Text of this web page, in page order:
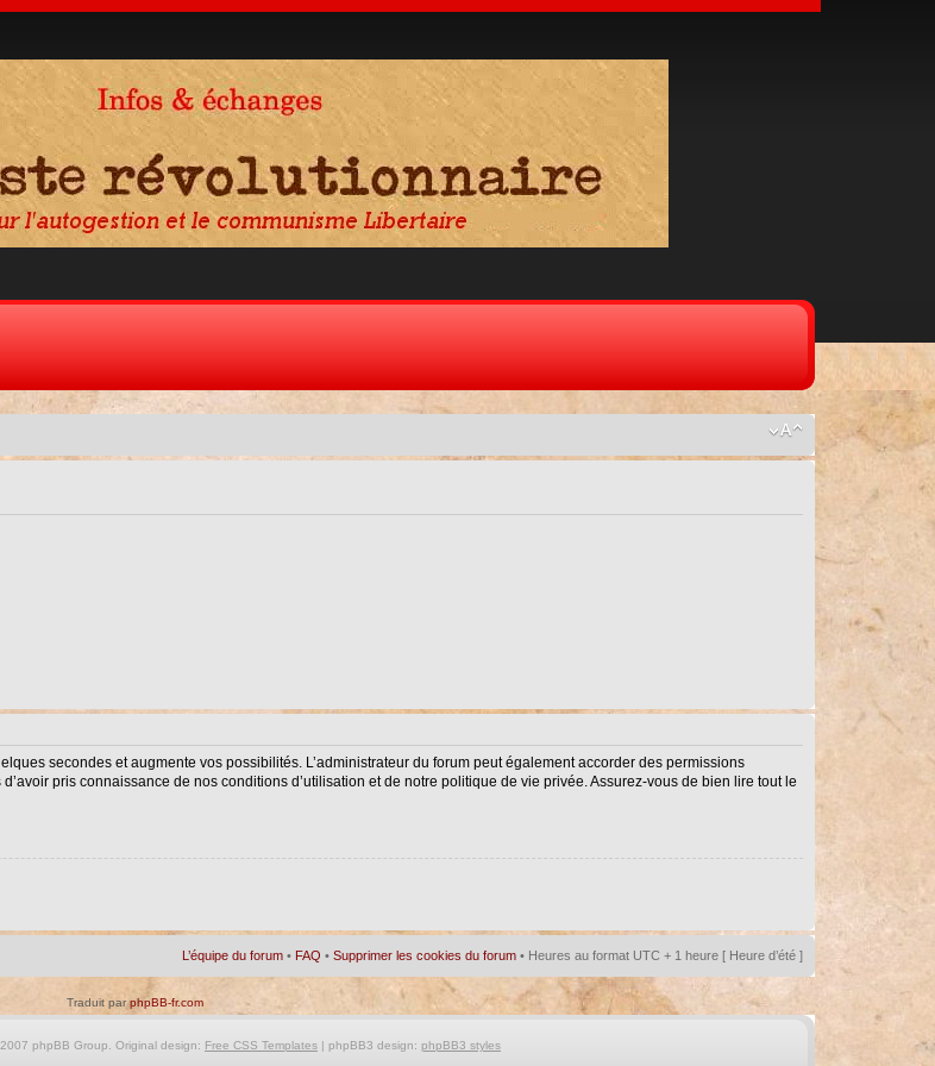
secondes et augmente vos possibilités. L’administrateur du forum peut également accorder des permissions
pris connaissance de nos conditions d’utilisation et de notre politique de vie privée. Assurez-vous de bien lire tout le
L’équipe du forum • FAQ •Supprimer les cookies du forum • Heures au format UTC + 1 heure [ Heure d’été ]
Traduit parphpBB-fr.com
phpBB Group. Original design: Free CSS Templates| phpBB3 design: phpBB3 styles